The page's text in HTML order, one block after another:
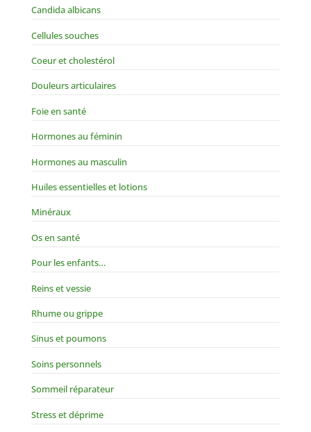
Candida albicans
Cellules souches
Coeur et cholestérol
Douleurs articulaires
Foie en santé
Hormones au féminin
Hormones au masculin
Huiles essentielles et lotions
Minéraux
Os en santé
Pour les enfants…
Reins et vessie
Rhume ou grippe
Sinus et poumons
Soins personnels
Sommeil réparateur
Stress et déprime